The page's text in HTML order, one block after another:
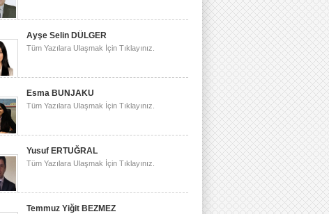
Ayşe Selin DÜLGER
Tüm Yazılara Ulaşmak İçin Tıklayınız.
Esma BUNJAKU
Tüm Yazılara Ulaşmak İçin Tıklayınız.
Yusuf ERTUĞRAL
Tüm Yazılara Ulaşmak İçin Tıklayınız.
Temmuz Yiğit BEZMEZ